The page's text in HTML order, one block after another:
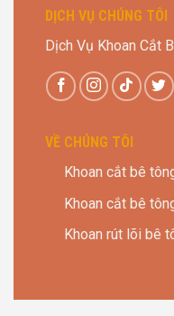
DỊCH VỤ CHÚNG TÔI
Dịch Vụ Khoan Cắt
VỀ CHÚNG TÔI
Khoan cắt bê
Khoan cắt bê
Khoan rút lõi bê